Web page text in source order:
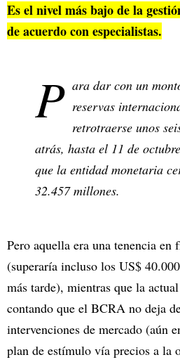
Es el nivel más bajo de la
de acuerdo con especialistas.
P ara dar con un
reservas
retrotraerse unos
atrás, hasta el 11 de
que la entidad monetaria
32.457 millones.
Pero aquella era una tenencia en
(superaría incluso los US$
más tarde), mientras que la
contando que el BCRA no deja
intervenciones de mercado (aún
plan de estímulo vía precios a la